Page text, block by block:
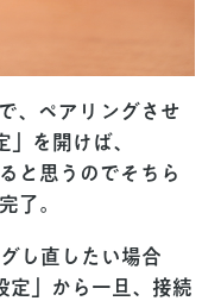
、ペアリングさせ
を開けば、
と思うのでそちら
了。
し直したい場合
定」から一旦、接続